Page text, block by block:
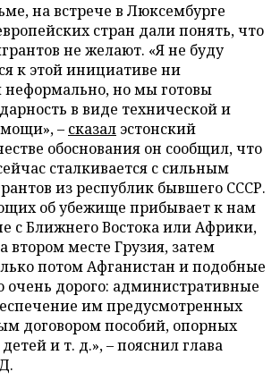
на встрече в Люксембурге
стран дали понять, что
не желают. «Я не буду
к этой инициативе ни
но мы готовы
в виде технической и
– сказал эстонский
обоснования он сообщил, что
сталкивается с сильным
из республик бывшего СССР.
об убежище прибывает к нам
с Ближнего Востока или Африки,
втором месте Грузия, затем
потом Афганистан и подобные
очень дорого: административные
им предусмотренных
договором пособий, опорных
и т. д.», – пояснил глава